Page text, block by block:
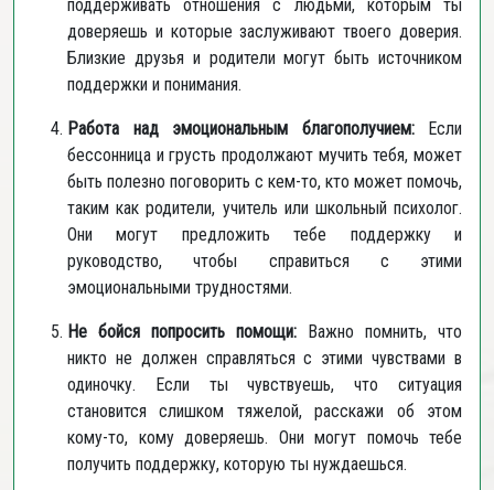
поддерживать отношения с людьми, которым ты
доверяешь и которые заслуживают твоего доверия.
Близкие друзья и родители могут быть источником
поддержки и понимания.
Работа над эмоциональным благополучием:Если
бессонница и грусть продолжают мучить тебя, может
быть полезно поговорить с кем-то, кто может помочь,
таким как родители, учитель или школьный психолог.
Они могут предложить тебе поддержку и
руководство, чтобы справиться с этими
эмоциональными трудностями.
Не бойся попросить помощи: Важно помнить, что
никто не должен справляться с этими чувствами в
одиночку. Если ты чувствуешь, что ситуация
становится слишком тяжелой, расскажи об этом
кому-то, кому доверяешь. Они могут помочь тебе
получить поддержку, которую ты нуждаешься.